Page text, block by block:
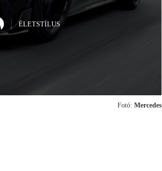
ÉLETSTÍLUS
Fotó: Mercedes